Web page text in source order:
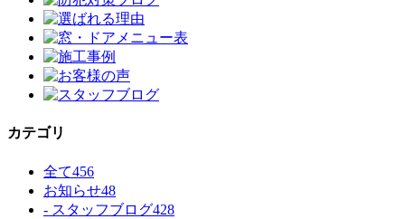
カテゴリ
全て456
お知らせ48
- スタッフブログ428